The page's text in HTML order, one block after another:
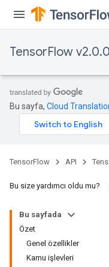
TensorFlow v2.0.0
Bu sayfa, Cloud
TensorFlow API
Bu size yardımcı oldu mu?
Bu sayfada
Özet
Genel özellikler
Kamu işlevleri